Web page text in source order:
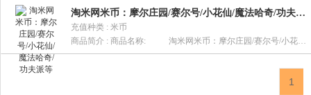
淘米网米币：摩尔庄园/赛尔号/小花仙/魔法哈奇/功夫派等
充值种类 : 米币
商品简介 : 商品名称: 淘米网米币：摩尔庄园/赛尔号/小花仙/魔法哈奇/功夫派等商品简介: 米币支持摩尔庄园(超级拉姆)、赛尔号(超能NONO)或者小花仙(奇妙花宝)还有功夫派(超灵侠士)、哈奇小镇(能量石)、摩尔勇士(超时 空拉姆)、赛尔号Ⅱ(VIP),以及赛尔号中的金豆,摩尔庄园,小花仙和功夫派及淘米弹弹堂点券。产品资费: 10元=10米币商品使用方法: 用户进入充值网站,选择您需要充值的游戏并依次输入游戏帐号、充值卡卡号、密码,按照页面提示完成充值。 充值网址:http://pay.61.com/buy/paytype?type=cardpay&pos=top 针对本商品的服务承诺: 所有商品24个小时内解决问题(非工作日情况顺延) 客户服务中心: 客服热线:021-61130888
1